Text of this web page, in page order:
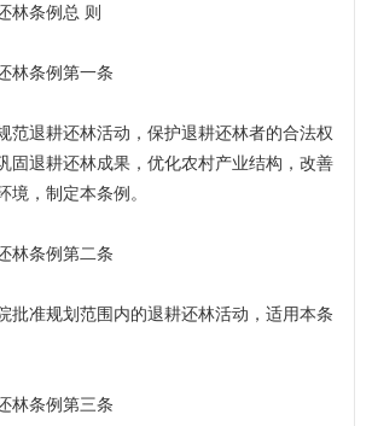
林条例总 则
林条例第一条
范退耕还林活动，保护退耕还林者的合法权
固退耕还林成果，优化农村产业结构，改善
境，制定本条例。
林条例第二条
批准规划范围内的退耕还林活动，适用本条
林条例第三条